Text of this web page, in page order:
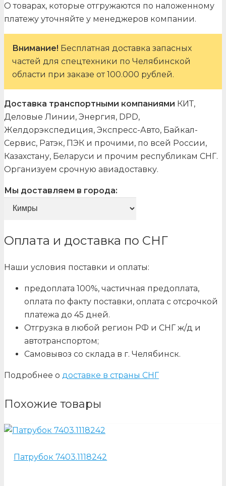
О товарах, которые отгружаются по наложенному
платежу уточняйте у менеджеров компании.
Внимание! Бесплатная доставка запасных
частей для спецтехники по Челябинской
области при заказе от 100.000 рублей.
Доставка транспортными компаниями КИТ,
Деловые Линии, Энергия, DPD,
Желдорэкспедиция, Экспресс-Авто, Байкал-
Сервис, Ратэк, ПЭК и прочими, по всей России,
Казахстану, Беларуси и прочим республикам СНГ.
Организуем срочную авиадоставку.
Мы доставляем в города:
Оплата и доставка по СНГ
Наши условия поставки и оплаты:
предоплата 100%, частичная предоплата,
оплата по факту поставки, оплата с отсрочкой
платежа до 45 дней.
Отгрузка в любой регион РФ и СНГ ж/д и
автотранспортом;
Самовывоз со склада в г. Челябинск.
Подробнее о доставке в страны СНГ
Похожие товары
Патрубок 7403.1118242